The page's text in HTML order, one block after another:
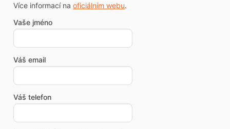
Více informací na oficiálním webu.
Vaše jméno
Váš email
Váš telefon